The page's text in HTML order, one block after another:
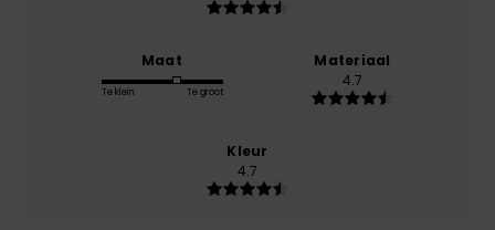
Maat
Te klein Te groot
Materiaal
4.7
Kleur
4.7